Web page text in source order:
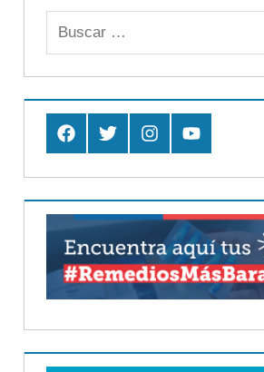
FacebookTwitter InstagramYoutube